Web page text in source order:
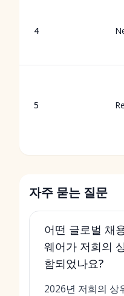
4
5
자주 묻는 질문
어떤 글로벌 채
웨어가 저희의
함되었나요?
2026년 저희의 상